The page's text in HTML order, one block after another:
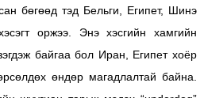
бөгөөд тэд Бельги, Египет, Шинэ
оржээ. Энэ хэсгийн хамгийн
байгаа бол Иран, Египет хоёр
өндөр магадлалтай байна.